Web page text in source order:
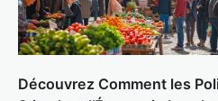
Découvrez Comment les